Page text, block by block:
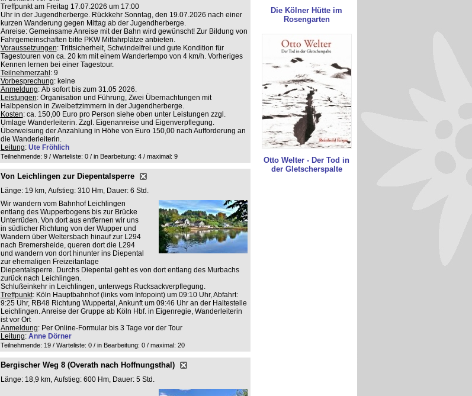
Treffpunkt am Freitag 17.07.2026 um 17:00
Uhr in der Jugendherberge. Rückkehr Sonntag, den 19.07.2026 nach einer
kurzen Wanderung gegen Mittag ab der Jugendherberge.
Anreise: Gemeinsame Anreise mit der Bahn wird gewünscht! Zur Bildung von
Fahrgemeinschaften bitte PKW Mitfahrplätze anbieten.
Voraussetzungen: Trittsicherheit, Schwindelfrei und gute Kondition für
Tagestouren von ca. 20 km mit einem Wandertempo von 4 km/h. Vorheriges
Kennen lernen bei einer Tagestour.
Teilnehmerzahl : 9
Vorbesprechung: keine
Anmeldung: Ab sofort bis zum 31.05 2026.
Leistungen: Organisation und Führung, Zwei Übernachtungen mit
Halbpension in Zweibettzimmern in der Jugendherberge.
Kosten: ca. 150,00 Euro pro Person siehe oben unter Leistungen zzgl.
Umlage Wanderleiterin. Zzgl. Eigenanreise und Eigenverpflegung.
Überweisung der Anzahlung in Höhe von Euro 150,00 nach Aufforderung an
die Wanderleiterin.
Leitung: Ute Fröhlich
Teilnehmende: 9 / Warteliste: 0 / in Bearbeitung: 4 / maximal: 9
Von Leichlingen zur Diepentalsperre
Länge: 19 km, Aufstieg: 310 Hm, Dauer: 6 Std.
Wir wandern vom Bahnhof Leichlingen
entlang des Wupperbogens bis zur Brücke
Unterrüden. Von dort aus entfernen wir uns
in südlicher Richtung von der Wupper und
Wandern über Weltersbach hinauf zur L294
nach Bremersheide, queren dort die L294
und wandern von dort hinunter ins Diepental
zur ehemaligen Freizeitanlage
Diepentalsperre. Durchs Diepental geht es von dort entlang des Murbachs
zurück nach Leichlingen.
Schlußeinkehr in Leichlingen, unterwegs Rucksackverpflegung.
Treffpunkt: Köln Hauptbahnhof (links vom Infopoint) um 09:10 Uhr, Abfahrt:
9:25 Uhr, RB48 Richtung Wuppertal, Ankunft um 09:46 Uhr an der Haltestelle
Leichlingen. Anreise der Gruppe ab Köln Hbf. in Eigenregie, Wanderleiterin
ist vor Ort
Anmeldung: Per Online-Formular bis 3 Tage vor der Tour
Leitung: Anne Dörner
Teilnehmende: 19 / Warteliste: 0 / in Bearbeitung: 0 / maximal: 20
Bergischer Weg 8 (Overath nach Hoffnungsthal)
Länge: 18,9 km, Aufstieg: 600 Hm, Dauer: 5 Std.
Die Kölner Hütte im
Rosengarten
Otto Welter - Der Tod in
der Gletscherspalte